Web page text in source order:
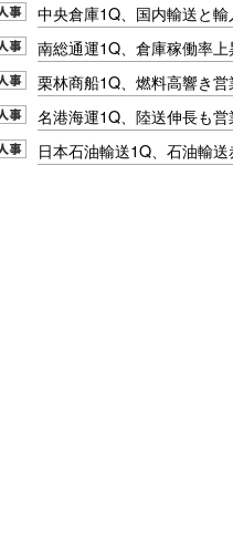
中央倉庫1Q、国内輸送と
南総通運1Q、倉庫稼働率
栗林商船1Q、燃料高響き
名港海運1Q、陸送伸長も
日本石油輸送1Q、石油輸